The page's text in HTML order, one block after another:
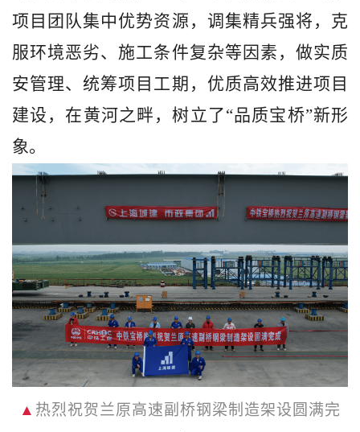
项目团队集中优势资源，调集精兵强将，克
服环境恶劣、施工条件复杂等因素，做实质
安管理、统筹项目工期，优质高效推进项目
建设，在黄河之畔，树立了“品质宝桥”新形
象。
▲ 热烈祝贺兰原高速副桥钢梁制造架设圆满完